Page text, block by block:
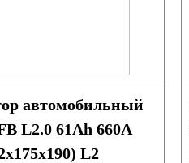
автомобильный
L2.0 61Ah 660A
L2